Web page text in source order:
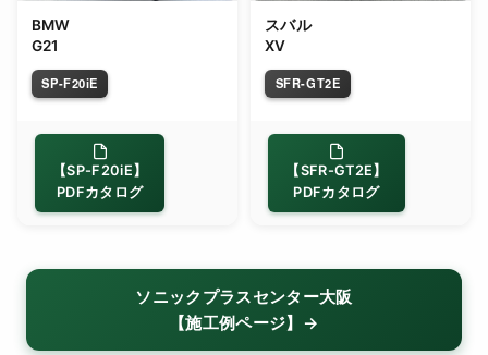
BMW
G21
SP-F20iE
【SP-F20iE】
PDFカタログ
スバル
XV
SFR-GT2E
【SFR-GT2E】
PDFカタログ
ソニックプラスセンター大阪
【施工例ページ】→